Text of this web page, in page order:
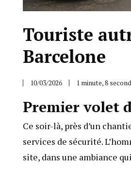
Touriste
Barcelone
10/03/2026 1 minute, 8
Premier volet
Ce soir-là, près d’un
services de sécurité.
site, dans une ambiance